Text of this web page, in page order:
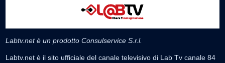
Labtv.net è un prodotto Consulservice S.r.l.
Labtv.net è il sito ufficiale del canale televisivo di Lab Tv canale 84